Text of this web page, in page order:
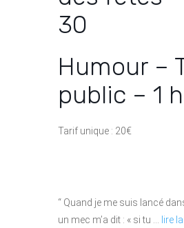
30
Humour –
public – 1
Tarif unique : 20€
“ Quand je me suis lancé
un mec m’a dit : « si tu …
lire